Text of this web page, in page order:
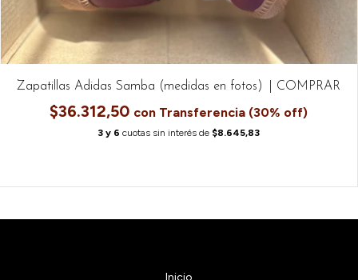
Zapatillas Adidas Samba (medidas en fotos)
$36.312,50 con
6 cuotas sin interés de $8.645,83
Inicio